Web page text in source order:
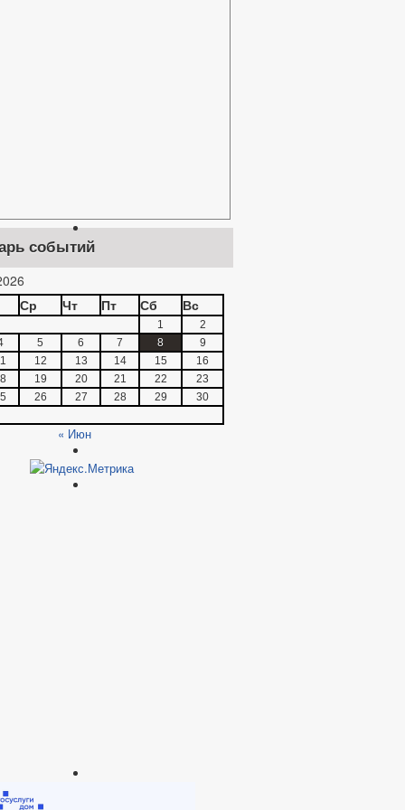
событий
Ср
Чт Пт Сб Вс
1
2
5 6 7 8
9
12 13 14 15
16
19 20 21 22
23
26 27 28 29 30
« Июн